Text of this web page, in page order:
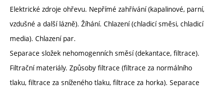
Elektrické zdroje ohřevu. Nepřímé zahřívání (kapalinové, parní,
vzdušné a další lázně). Žíhání. Chlazení (chladicí směsi, chladicí
media). Chlazení par.
Separace složek nehomogenních směsí (dekantace, filtrace).
Filtrační materiály. Způsoby filtrace (filtrace za normálního
tlaku, filtrace za sníženého tlaku, filtrace za horka). Separace